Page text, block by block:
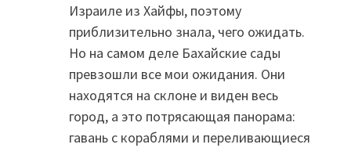
Израиле из Хайфы, поэтому
приблизительно знала, чего ожидать.
Но на самом деле Бахайские сады
превзошли все мои ожидания. Они
находятся на склоне и виден весь
город, а это потрясающая панорама:
гавань с кораблями и переливающиеся